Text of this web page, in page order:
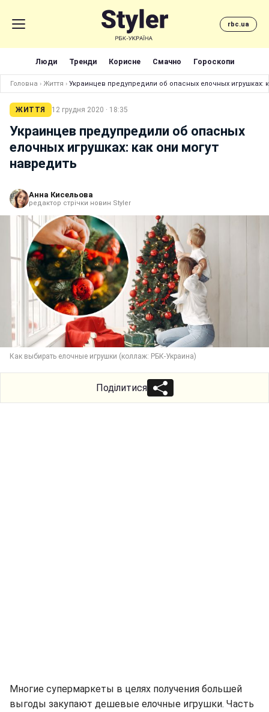
rbc.ua
Люди Тренди Корисне Смачно Гороскопи
Головна › Життя › Украинцев предупредили об опасных елочных игрушках:
ЖИТТЯ 12 грудня 2020 · 18:35
Украинцев предупредили об опасных
елочных игрушках: как они могут
навредить
Анна Кисельова
редактор стрічки новин Styler
Как выбирать елочные игрушки (коллаж: РБК-Украина)
Поділитися
Многие супермаркеты в целях получения большей
выгоды закупают дешевые елочные игрушки. Часть